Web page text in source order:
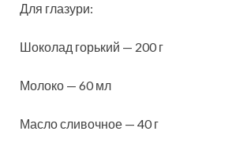
Для глазури:
Шоколад горький — 200 г
Молоко — 60 мл
Масло сливочное — 40 г